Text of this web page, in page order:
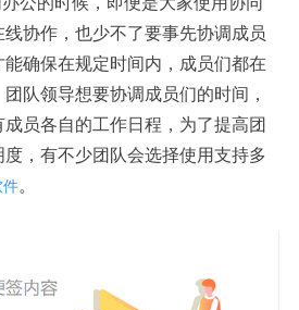
协作，也少不了要事先协调成员
确保在规定时间内，成员们都在
队领导想要协调成员们的时间，
员各自的工作日程，为了提高团
，有不少团队会选择使用支持多
件。